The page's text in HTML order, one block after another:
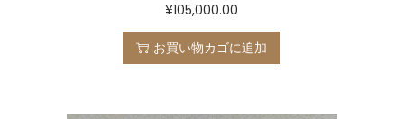
¥105,000.00
お買い物カゴに追加